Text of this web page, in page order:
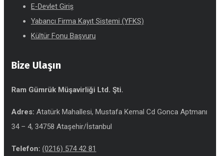
E-Devlet Giriş
Yabancı Firma Kayıt Sistemi (YFKS)
Kültür Fonu Başvuru
Bize Ulaşın
Ram Gümrük Müşavirliği Ltd. Şti.
Adres: Atatürk Mahallesi, Mustafa Kemal Cd Gonca Aptmanı
34 – 4, 34758 Ataşehir/İstanbul
Telefon: (0216) 574 42 81